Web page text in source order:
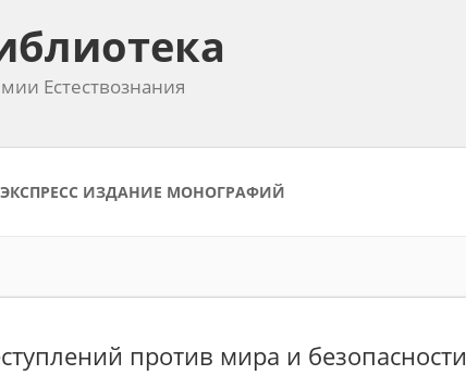
Естествознания
ЭКСПРЕСС ИЗДАНИЕ МОНОГРАФИЙ
против мира и безопасности